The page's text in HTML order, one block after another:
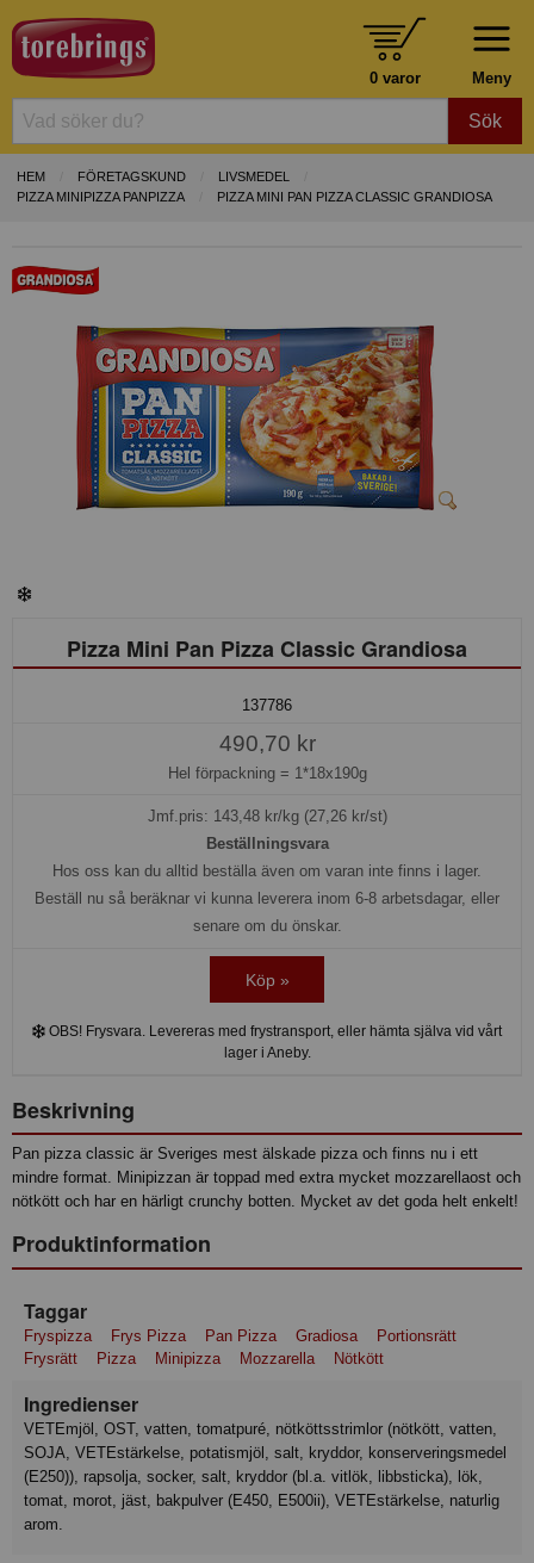
Meny
0 varor
Sök
HEM FÖRETAGSKUND
LIVSMEDEL
PIZZA MINIPIZZA PANPIZZA
PIZZA MINI PAN PIZZA CLASSIC GRANDIOSA
Pizza Mini Pan Pizza Classic Grandiosa
137786
490,70 kr
Hel förpackning = 1*18x190g
Jmf.pris: 143,48kr/kg (27,26 kr/st)
Beställningsvara
Hos oss kan du alltid beställa även om varan inte finns i lager.
Beställ nu så beräknar vi kunna leverera inom 6-8 arbetsdagar, eller
senare om du önskar.
Köp »
OBS! Frysvara. Levereras med frystransport, eller hämta själva vid vårt
lager i Aneby.
Beskrivning
Pan pizza classic är Sveriges mest älskade pizza och finns nu i ett
mindre format. Minipizzan är toppad med extra mycket mozzarellaost och
nötkött och har en härligt crunchy botten. Mycket av det goda helt enkelt!
Produktinformation
Taggar
Fryspizza Frys Pizza Pan Pizza Gradiosa
Portionsrätt
Frysrätt
Pizza Minipizza Mozzarella Nötkött
Ingredienser
VETEmjöl, OST, vatten, tomatpuré, nötköttsstrimlor (nötkött, vatten,
SOJA, VETEstärkelse, potatismjöl, salt, kryddor, konserveringsmedel
(E250)), rapsolja, socker, salt, kryddor (bl.a. vitlök, libbsticka), lök,
tomat, morot, jäst, bakpulver (E450, E500ii), VETEstärkelse, naturlig
arom.